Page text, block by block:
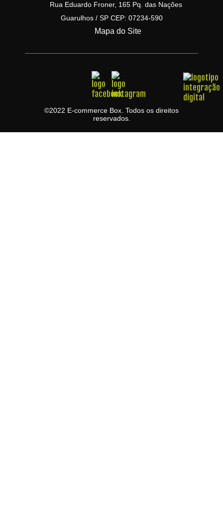
Rua Eduardo Froner, 165 Pq. das Nações
Guarulhos / SP CEP: 07234-590
Mapa do Site
©2022 E-commerce Box. Todos os direitos
reservados.